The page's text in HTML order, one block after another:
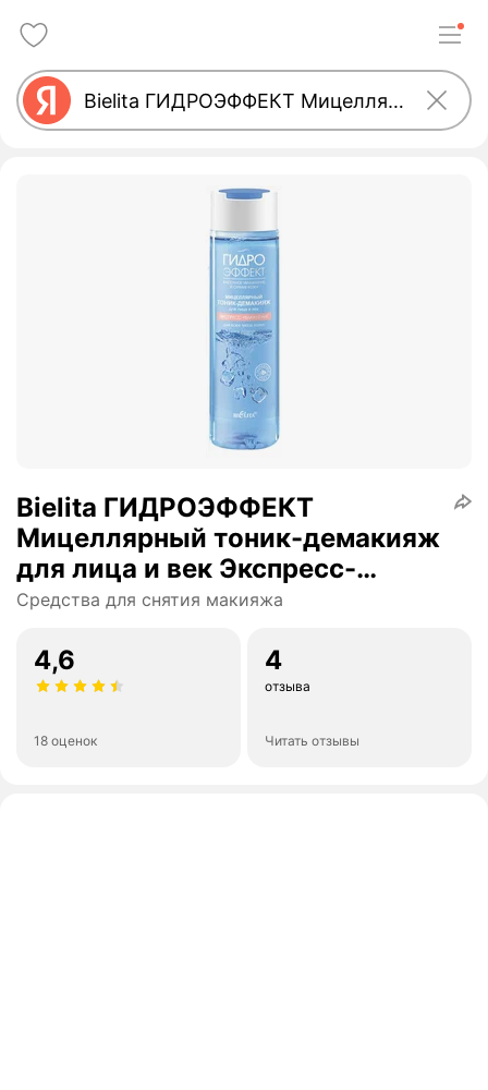
Bielita ГИДРОЭФФЕКТ
Мицеллярный тоник-демакияж
для лица и век Экспресс-
увлажнение для всех типов
Средства для снятия макияжа
4,6
18 оценок
4
отзыва
Читать отзывы